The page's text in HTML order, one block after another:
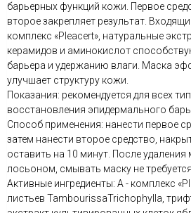
барьерных функций кожи. Первое
второе закрепляет результат.
комплекс «Pleacert», натуральные
керамидов и аминокислот
барьера и удержанию влаги. Маска
улучшает структуру кожи.
Показания: рекомендуется для всех
восстановления эпидермального
Способ применения: нанести первое
затем нанести второе средство,
оставить на 10 минут. После удаления
лосьоном, смывать маску не требуется.
Активные ингредиенты: А - комплекс
листьев TambourissaTrichophylla,